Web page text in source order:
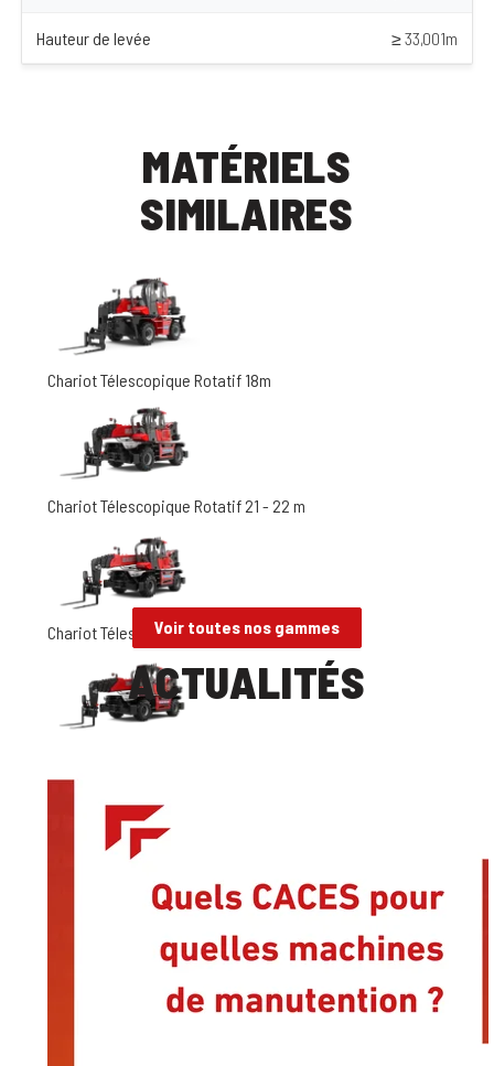
Hauteur de levée ≥ 33,001m
MATÉRIELS
SIMILAIRES
Chariot Télescopique Rotatif 18m
Chariot Télescopique Rotatif 21 - 22 m
Chariot Télescopique Rotatif 25 - 26 m
Chariot Télescopique Rotatif 35m
Voir toutes nos gammes
ACTUALITÉS